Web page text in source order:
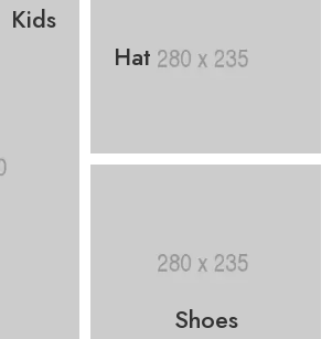
Kids
Hat
Shoes